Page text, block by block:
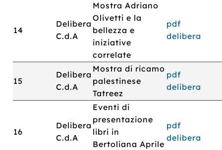
14
Delibera
C.d.A
Mostra Adriano
Olivetti e la
bellezza e
iniziative
correlate
pdf
delibera
15
Delibera
C.d.A
Mostra di ricamo
palestinese
Tatreez
pdf
delibera
16
Delibera
C.d.A
Eventi di
presentazione
libri in
Bertoliana Aprile
pdf
delibera